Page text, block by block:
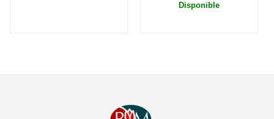
Disponible